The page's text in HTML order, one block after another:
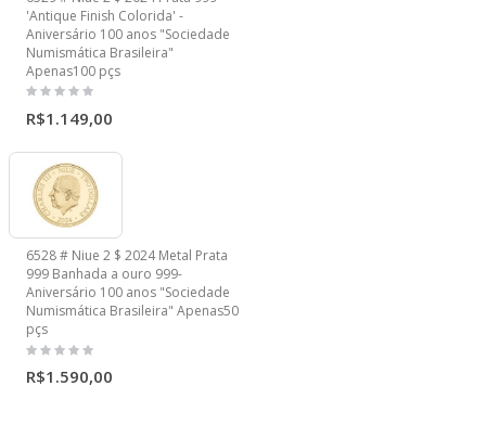
'Antique Finish Colorida' -
Aniversário 100 anos "Sociedade
Numismática Brasileira"
Apenas100 pçs
R$1.149,00
6528 # Niue 2 $ 2024 Metal Prata
999 Banhada a ouro 999-
Aniversário 100 anos "Sociedade
Numismática Brasileira" Apenas50
pçs
R$1.590,00